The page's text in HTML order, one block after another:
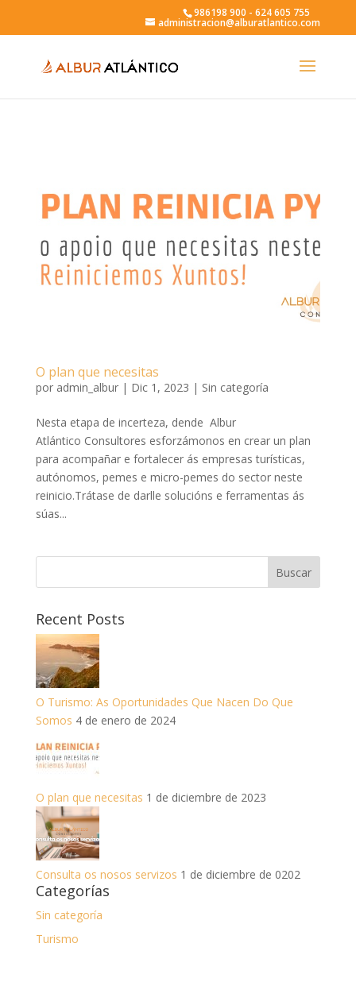
986198 900 - 624 605 755
administracion@alburatlantico.com
O plan que necesitas
por admin_albur| Dic 1, 2023 | Sin categoría
Nesta etapa de incerteza, dende Albur
Atlántico Consultores esforzámonos en crear un plan
para acompañar e fortalecer ás empresas turísticas,
autónomos, pemes e micro-pemes do sector neste
reinicio.Trátase de darlle solucións e ferramentas ás
súas...
Recent Posts
O Turismo: As Oportunidades Que Nacen Do Que
Somos 4 de enero de 2024
O plan que necesitas 1 de diciembre de 2023
Consulta os nosos servizos 1 de diciembre de 0202
Categorías
Sin categoría
Turismo